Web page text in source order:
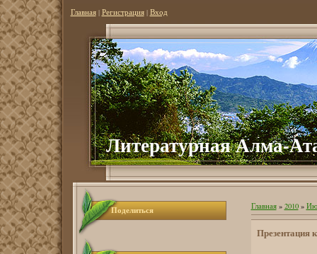
Главная| Регистрация| Вход
Литературная Алма-
Поделиться Главная» 2010 »
Презентация